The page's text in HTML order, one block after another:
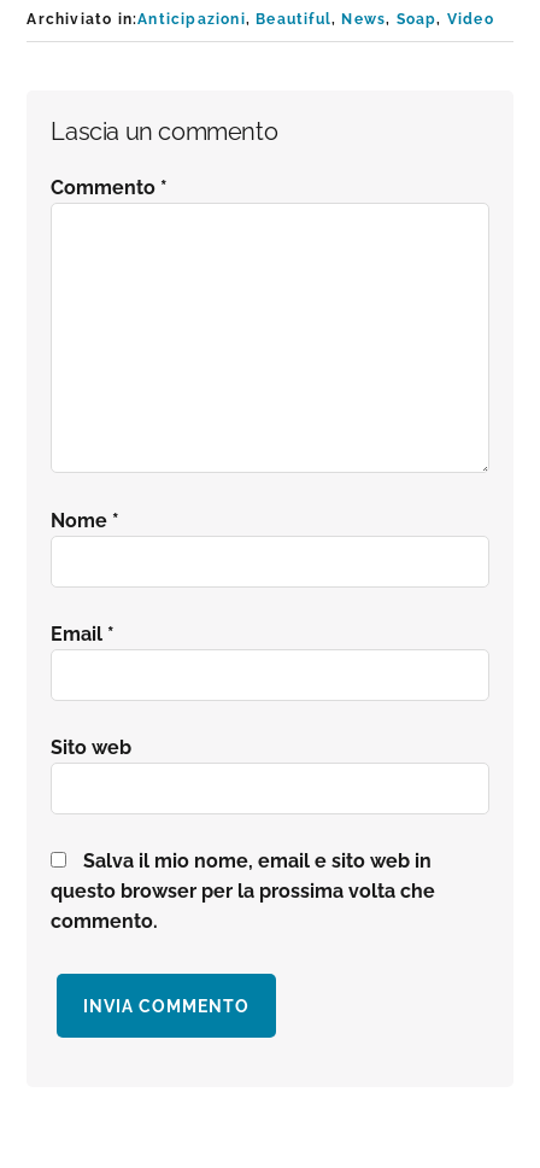
Archiviato in:Anticipazioni,Beautiful,News, Soap, Video
Interazioni
del
Lascia un commento
Commento *
Nome *
Email *
Sito web
Salva il mio nome, email e sito web in
questo browser per la prossima volta che
commento.